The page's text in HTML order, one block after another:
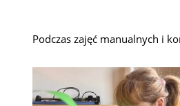
Podczas zajęć manualnych i